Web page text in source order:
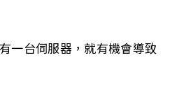
一台伺服器，就有機會導致